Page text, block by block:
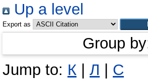
Up a level
Export as
Group
Jump to: К Л
С